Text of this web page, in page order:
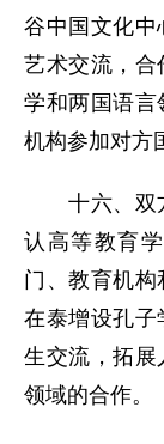
谷中国文化
艺术交流，合
学和两国语言
机构参加对方
十六、双方
认高等教育
门、教育机
在泰增设孔子
生交流，拓
领域的合作。